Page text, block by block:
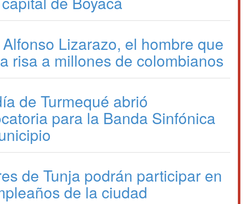
Lizarazo, el hombre que
risa a millones de colombianos
de Turmequé abrió
para la Banda Sinfónica
de Tunja podrán participar en
de la ciudad